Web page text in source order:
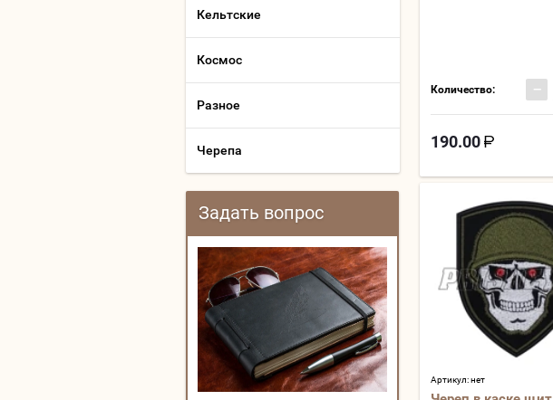
Количество: −
190.00
Артикул:нет
Кельтские
Космос
Разное
Черепа
Задать вопрос